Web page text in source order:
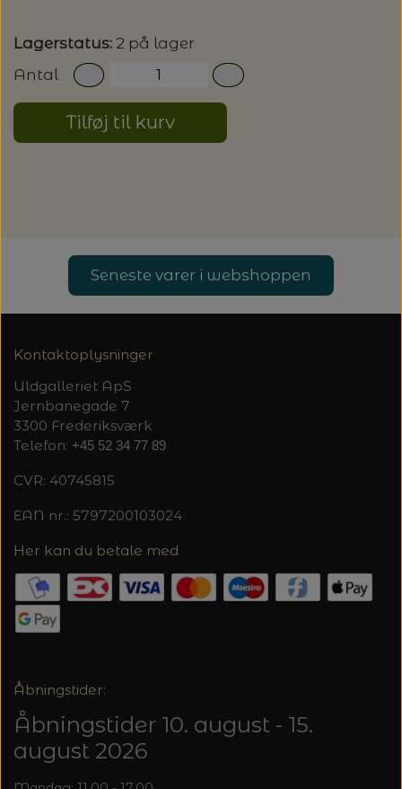
Lagerstatus: 2 på lager
Antal
Tilføj til kurv
Seneste varer i webshoppen
Kontaktoplysninger
Uldgalleriet ApS
Jernbanegade 7
3300 Frederiksværk
Telefon: +45 52 34 77 89
CVR: 40745815
EAN nr.: 5797200103024
Her kan du betale med
Åbningstider:
Åbningstider 10. august - 15.
august 2026